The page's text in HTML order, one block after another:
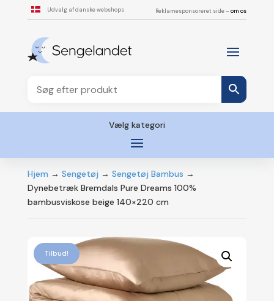
Udvalg af danske webshops Reklamesponsoreret side –om os
Vælg kategori
Hjem → Sengetøj → Sengetøj Bambus →
Dynebetræk Bremdals Pure Dreams 100%
bambusviskose beige 140×220 cm
Tilbud!